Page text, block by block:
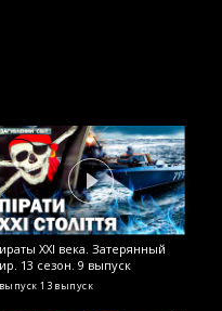
XXI века. Затерянный
13 сезон. 9 выпуск
13 выпуск